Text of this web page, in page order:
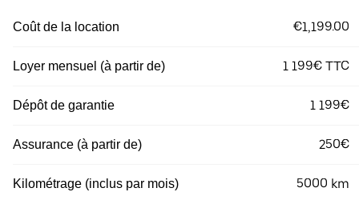
Coût de la location €1,199.00
Loyer mensuel (à partir de) 1 199€ TTC
Dépôt de garantie 1 199€
Assurance (à partir de) 250€
Kilométrage (inclus par mois) 5000 km